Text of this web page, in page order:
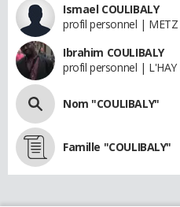
Ismael COULIBALY
profil personnel | METZ
Ibrahim COULIBALY
profil personnel | L'HAY
Nom "COULIBALY"
Famille "COULIBALY"